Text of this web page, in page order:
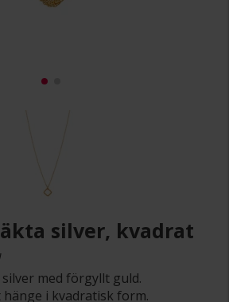
silver, kvadrat
med förgyllt guld.
i kvadratisk form.